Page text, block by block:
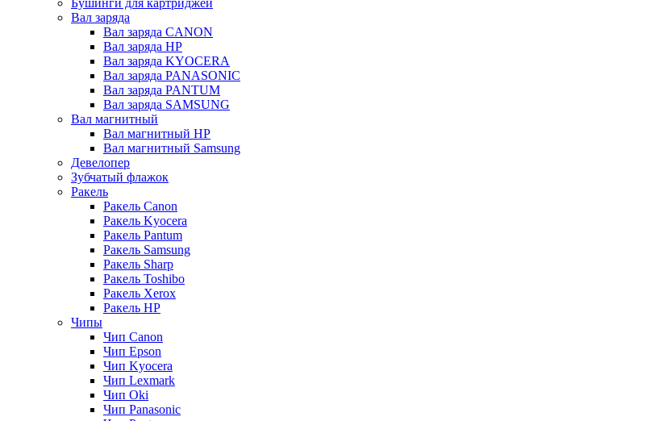
Бушинги для картриджей
Вал заряда
Вал заряда CANON
Вал заряда HP
Вал заряда KYOCERA
Вал заряда PANASONIC
Вал заряда PANTUM
Вал заряда SAMSUNG
Вал магнитный
Вал магнитный HP
Вал магнитный Samsung
Девелопер
Зубчатый флажок
Ракель
Ракель Canon
Ракель Kyocera
Ракель Pantum
Ракель Samsung
Ракель Sharp
Ракель Toshibo
Ракель Xerox
Ракель НР
Чипы
Чип Canon
Чип Epson
Чип Kyocera
Чип Lexmark
Чип Oki
Чип Panasonic